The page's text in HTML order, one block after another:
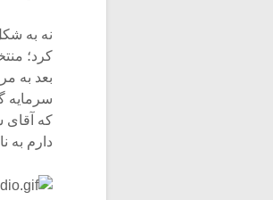
نه به
کرد؛
بعد به
که آقای
دارم به